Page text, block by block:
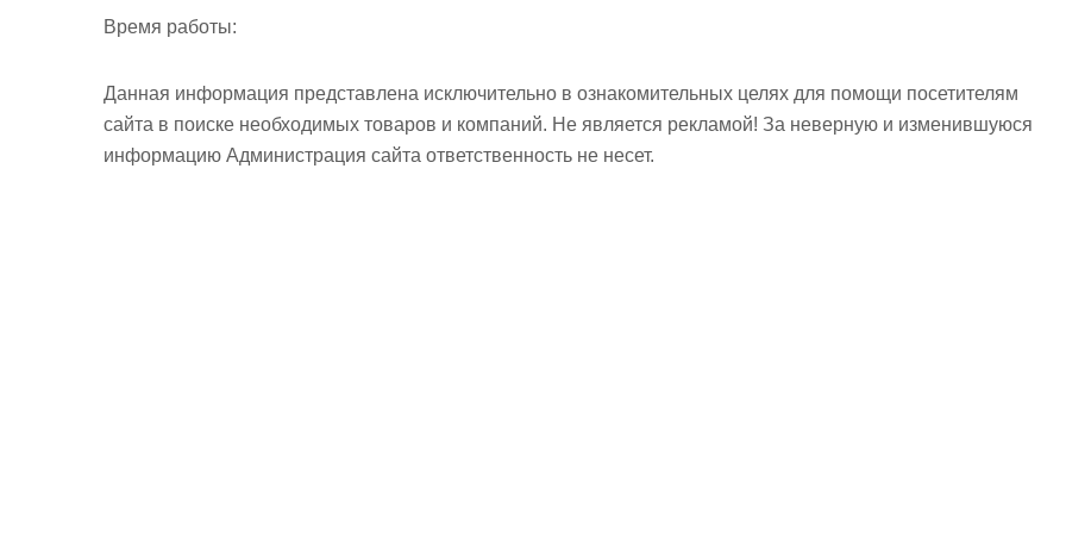
Время работы:
Данная информация представлена исключительно в ознакомительных целях для помощи посетителям
сайта в поиске необходимых товаров и компаний. Не является рекламой! За неверную и изменившуюся
информацию Администрация сайта ответственность не несет.